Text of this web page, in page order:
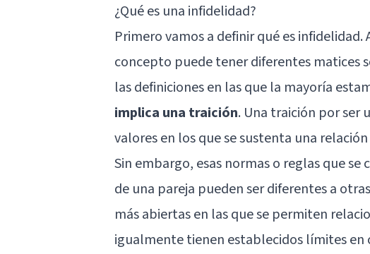
¿Qué es una infidelidad?
Primero vamos a definir qué es
concepto puede tener diferentes matices
las definiciones en las que la mayoría
implica una traición. Una traición por ser
valores en los que se sustenta una
Sin embargo, esas normas o reglas que
de una pareja pueden ser diferentes a
más abiertas en las que se permiten
igualmente tienen establecidos límites